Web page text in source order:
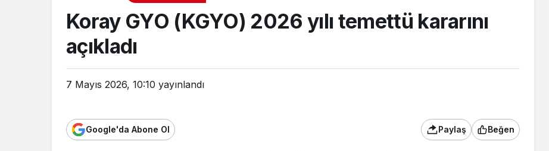
Koray GYO (KGYO) 2026 yılı temettü kararını
açıkladı
7 Mayıs 2026, 10:10 yayınlandı
Google'da Abone Ol Paylaş Beğen